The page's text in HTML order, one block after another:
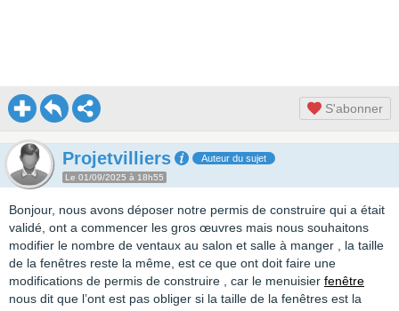
S'abonner
Projetvilliers Auteur du sujet
Le 01/09/2025 à 18h55
Bonjour, nous avons déposer notre permis de construire qui a était
validé, ont a commencer les gros œuvres mais nous souhaitons
modifier le nombre de ventaux au salon et salle à manger , la taille
de la fenêtres reste la même, est ce que ont doit faire une
modifications de permis de construire , car le menuisier fenêtre
nous dit que l’ont est pas obliger si la taille de la fenêtres est la